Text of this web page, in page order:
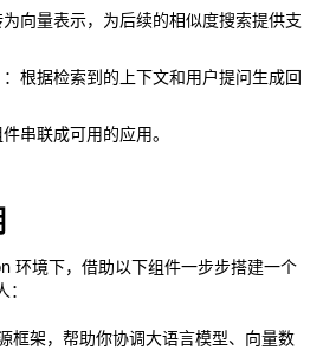
向量表示，为后续的相似度搜索提供支
根据检索到的上下文和用户提问生成回
串联成可用的应用。
环境下，借助以下组件一步步搭建一个
框架，帮助你协调大语言模型、向量数